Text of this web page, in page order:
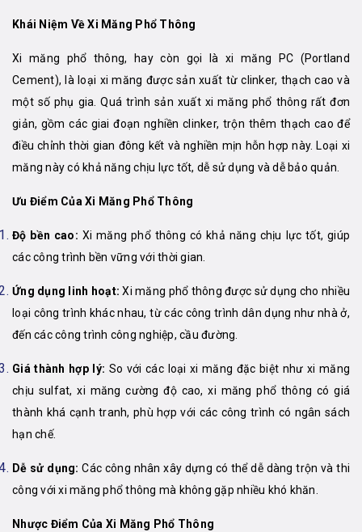
Khái Niệm Về Xi Măng Phổ Thông
Xi măng phổ thông, hay còn gọi là xi măng PC (Portland
Cement), là loại xi măng được sản xuất từ clinker, thạch cao và
một số phụ gia. Quá trình sản xuất xi măng phổ thông rất đơn
giản, gồm các giai đoạn nghiền clinker, trộn thêm thạch cao để
điều chỉnh thời gian đông kết và nghiền mịn hỗn hợp này. Loại xi
măng này có khả năng chịu lực tốt, dễ sử dụng và dễ bảo quản.
Ưu Điểm Của Xi Măng Phổ Thông
Độ bền cao: Xi măng phổ thông có khả năng chịu lực tốt, giúp
các công trình bền vững với thời gian.
Ứng dụng linh hoạt: Xi măng phổ thông được sử dụng cho nhiều
loại công trình khác nhau, từ các công trình dân dụng như nhà ở,
đến các công trình công nghiệp, cầu đường.
Giá thành hợp lý: So với các loại xi măng đặc biệt như xi măng
chịu sulfat, xi măng cường độ cao, xi măng phổ thông có giá
thành khá cạnh tranh, phù hợp với các công trình có ngân sách
hạn chế.
Dễ sử dụng: Các công nhân xây dựng có thể dễ dàng trộn và thi
công với xi măng phổ thông mà không gặp nhiều khó khăn.
Nhược Điểm Của Xi Măng Phổ Thông